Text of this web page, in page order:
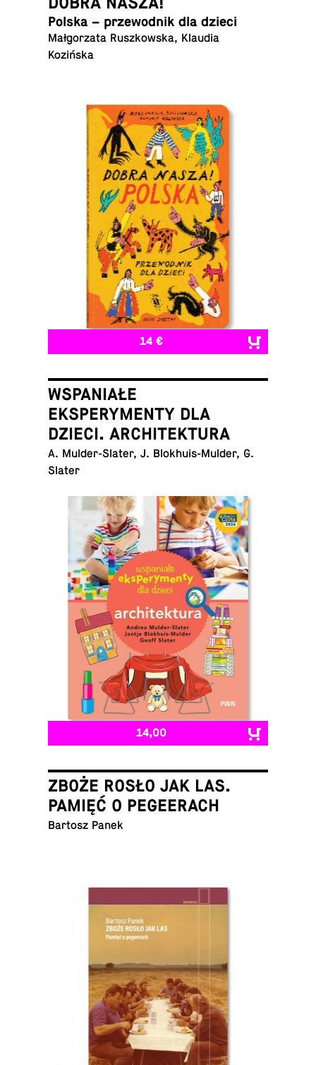
Polska – prze­wod­nik dla dzieci
Małgorzata Ruszkowska, Klaudia
Kozińska
14 €
WSPANIAŁE
EKSPERYMENTY DLA
DZIECI. ARCHITEKTURA
A. Mul­der-Slater, J. Blokhuis-Mul­der, G.
Slater
14,00
ZBOŻE ROSŁO JAK LAS.
PAMIĘĆ O PEGEERACH
Bartosz Panek